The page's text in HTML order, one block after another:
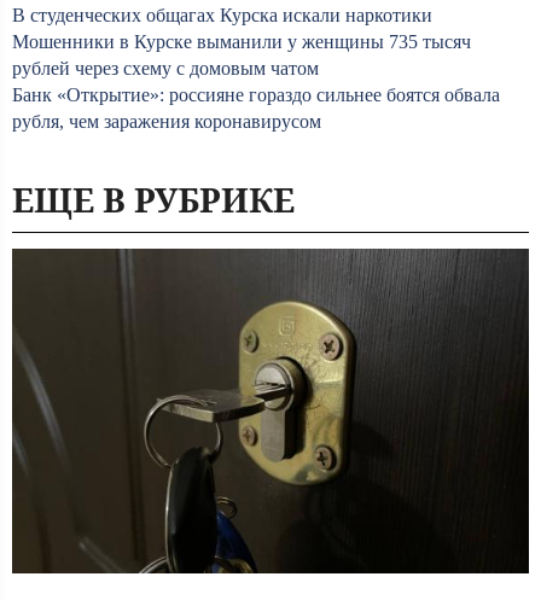
В студенческих общагах Курска искали наркотики
Мошенники в Курске выманили у женщины 735 тысяч
рублей через схему с домовым чатом
Банк «Открытие»: россияне гораздо сильнее боятся обвала
рубля, чем заражения коронавирусом
ЕЩЕ В РУБРИКЕ